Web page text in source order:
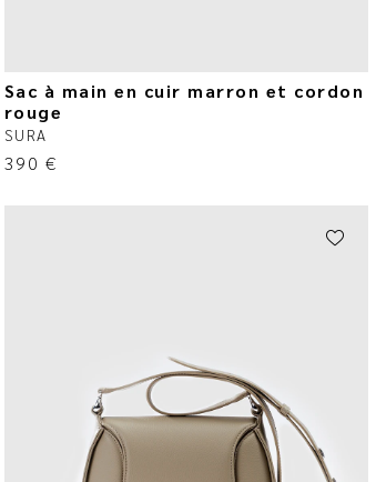
Sac à main en cuir marron et cordon
rouge
SURA
390 €